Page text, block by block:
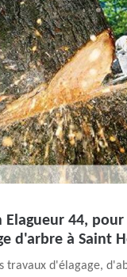
Elagueur 44,
d'arbre à Saint
travaux d'élagage,